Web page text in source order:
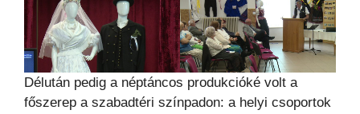
Délután pedig a néptáncos produkcióké volt a
főszerep a szabadtéri színpadon: a helyi csoportok